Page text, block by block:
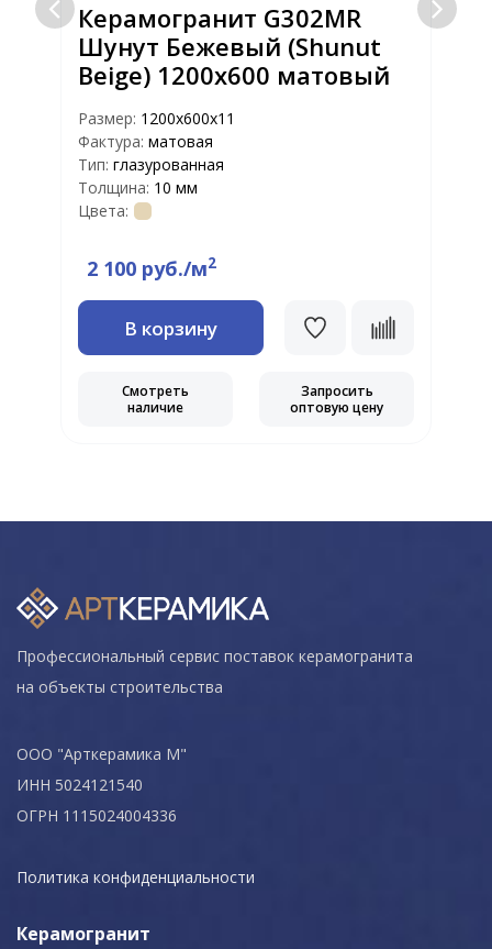
Керамогранит G302МR
Шунут Бежевый (Shunut
Beige) 1200x600 матовый
Размер: 1200х600х11
Фактура: матовая
Тип: глазурованная
Толщина: 10 мм
Цвета:
2 100 руб./м2
В корзину
Смотреть
наличие
Запросить
оптовую цену
Профессиональный сервис поставок керамогранита
на объекты строительства
ООО "Арткерамика М"
ИНН 5024121540
ОГРН 1115024004336
Политика конфиденциальности
Керамогранит